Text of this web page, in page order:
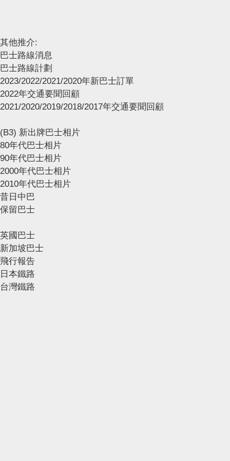
其他推介:
巴士路線消息
巴士路線計劃
2023/2022/2021/2020年新巴士訂單
2022年交通要聞回顧
2021/2020/2019/2018/2017年交通要聞回顧
(B3) 新出牌巴士相片
80年代巴士相片
90年代巴士相片
2000年代巴士相片
2010年代巴士相片
昔日中巴
保留巴士
英國巴士
新加坡巴士
飛行報告
日本鐵路
台灣鐵路